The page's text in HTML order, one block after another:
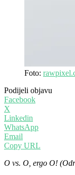
Foto:
Podijeli objavu
Facebook
X
Linkedin
WhatsApp
Email
Copy URL
O vs. O, ergo O!